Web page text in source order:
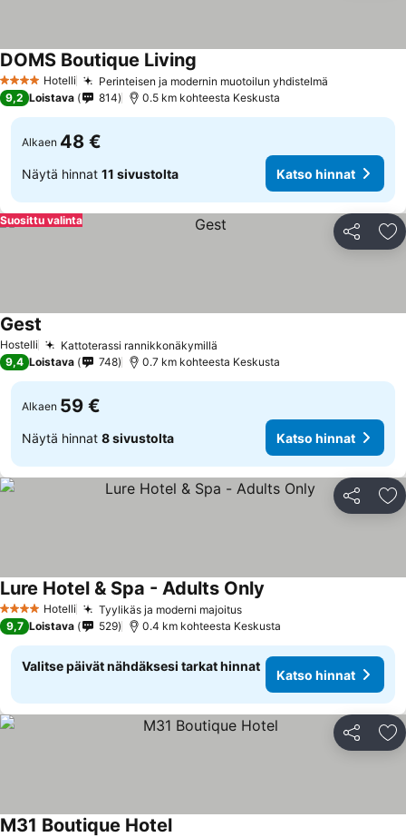
4 Tähtiluokitus
Hotelli Perinteisen ja modernin muotoilun yhdistelmä
DOMS Boutique Living
9,2 Loistava 814 0.5 km kohteesta Keskusta
Alkaen 48 €
Näytä hinnat 11 sivustolta Katso hinnat
Jaa
Suosittu valinta
Hostelli Kattoterassi rannikkonäkymillä
Gest
9,4 Loistava 748 0.7 km kohteesta Keskusta
Alkaen 59 €
Näytä hinnat 8 sivustolta Katso hinnat
Jaa
4 Tähtiluokitus
Hotelli Tyylikäs ja moderni majoitus
Lure Hotel & Spa - Adults Only
9,7 Loistava 529 0.4 km kohteesta Keskusta
Valitse päivät nähdäksesi tarkat hinnat
Katso hinnat
Jaa
M31 Boutique Hotel